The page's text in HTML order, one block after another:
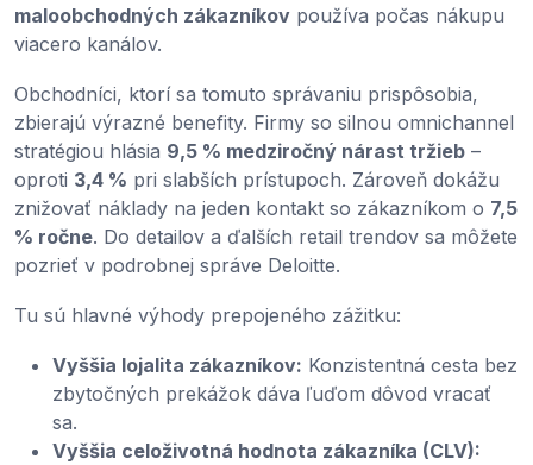
maloobchodných zákazníkov používa počas nákupu
viacero kanálov.
Obchodníci, ktorí sa tomuto správaniu prispôsobia,
zbierajú výrazné benefity. Firmy so silnou omnichannel
stratégiou hlásia 9,5 % medziročný nárast tržieb –
oproti 3,4 % pri slabších prístupoch. Zároveň dokážu
znižovať náklady na jeden kontakt so zákazníkom o 7,5
% ročne. Do detailov a ďalších retail trendov sa môžete
pozrieť v podrobnej správe Deloitte.
Tu sú hlavné výhody prepojeného zážitku:
Vyššia lojalita zákazníkov: Konzistentná cesta bez
zbytočných prekážok dáva ľuďom dôvod vracať
sa.
Vyššia celoživotná hodnota zákazníka (CLV):